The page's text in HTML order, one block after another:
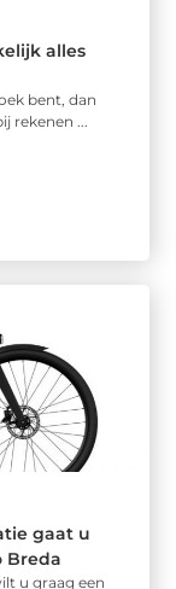
alles
bent, dan
rekenen ...
gaat u
Breda
u graag een